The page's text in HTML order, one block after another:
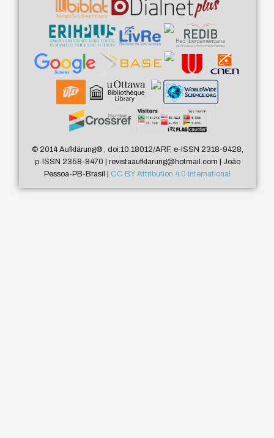
© 2014 Aufklärung®, doi:10.18012/ARF, e-ISSN 2318-9428,
p-ISSN 2358-8470 | revistaaufklarung@hotmail.com | João
Pessoa-PB-Brasil | CC BY Attribution 4.0 International